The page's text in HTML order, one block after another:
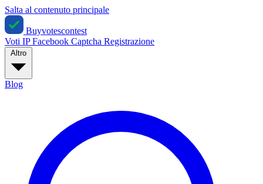
Salta al contenuto principale
Buyvotescontest
Voti IPFacebook Captcha Registrazione
Blog